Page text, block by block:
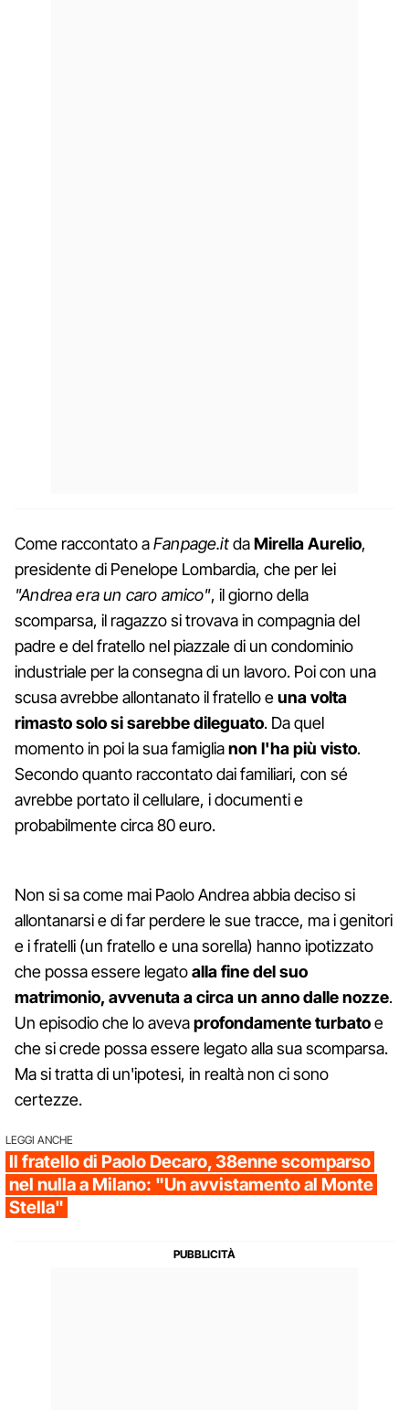
Come raccontato aFanpage.itdaMirella Aurelio,
presidente di Penelope Lombardia, che per lei
"Andrea era un caro amico", il giorno della
scomparsa, il ragazzo si trovava in compagnia del
padre e del fratello nel piazzale di un condominio
industriale per la consegna di un lavoro. Poi con una
scusa avrebbe allontanato il fratello euna volta
rimasto solo si sarebbe dileguato. Da quel
momento in poi la sua famiglianon l'ha più visto.
Secondo quanto raccontato dai familiari, con sé
avrebbe portato il cellulare, i documenti e
probabilmente circa 80 euro.
Non si sa come mai Paolo Andrea abbia deciso si
allontanarsi e di far perdere le sue tracce, ma i genitori
e i fratelli (un fratello e una sorella) hanno ipotizzato
che possa essere legatoalla fine del suo
matrimonio, avvenuta a circa un anno dalle nozze.
Un episodio che lo avevaprofondamente turbatoe
che si crede possa essere legato alla sua scomparsa.
Ma si tratta di un'ipotesi, in realtà non ci sono
certezze.
LEGGI ANCHE
Il fratello di Paolo Decaro, 38enne scomparso
nel nulla a Milano: "Un avvistamento al Monte
Stella"